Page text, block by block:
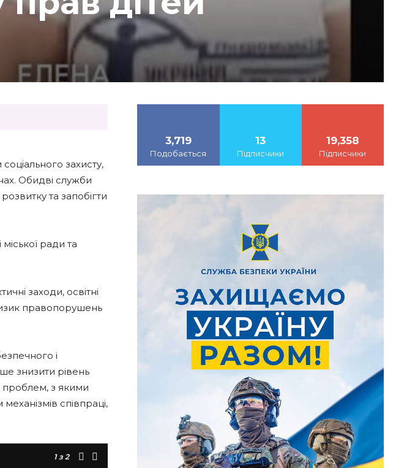
захисту,
Обидві служби
та запобігти
ради та
заходи, освітні
правопорушень
і
знизити рівень
проблем, з якими
співпраці,
1з 2
3,719
Подобається
13
Підписчики
19,358
Підписчики